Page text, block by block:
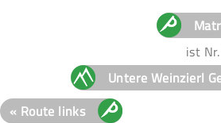
ist
Untere Weinzierl
« Route links